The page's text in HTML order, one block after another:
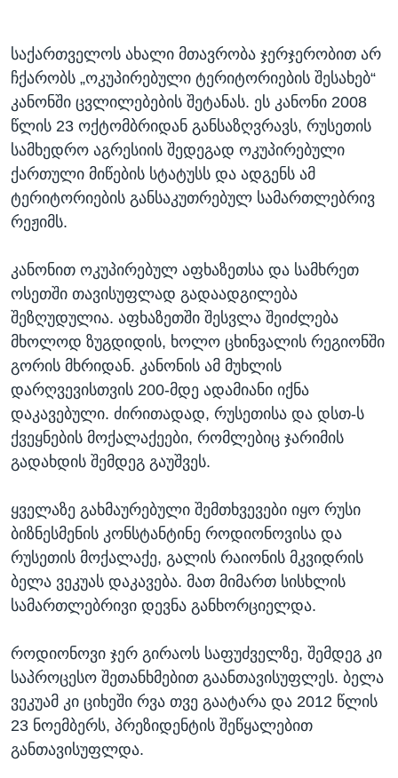
საქართველოს ახალი მთავრობა ჯერჯერობით არ
ჩქარობს „ოკუპირებული ტერიტორიების შესახებ“
კანონში ცვლილებების შეტანას. ეს კანონი 2008
წლის 23 ოქტომბრიდან განსაზღვრავს, რუსეთის
სამხედრო აგრესიის შედეგად ოკუპირებული
ქართული მიწების სტატუსს და ადგენს ამ
ტერიტორიების განსაკუთრებულ სამართლებრივ
რეჟიმს.
კანონით ოკუპირებულ აფხაზეთსა და სამხრეთ
ოსეთში თავისუფლად გადაადგილება
შეზღუდულია. აფხაზეთში შესვლა შეიძლება
მხოლოდ ზუგდიდის, ხოლო ცხინვალის რეგიონში
გორის მხრიდან. კანონის ამ მუხლის
დარღვევისთვის 200-მდე ადამიანი იქნა
დაკავებული. ძირითადად, რუსეთისა და დსთ-ს
ქვეყნების მოქალაქეები, რომლებიც ჯარიმის
გადახდის შემდეგ გაუშვეს.
ყველაზე გახმაურებული შემთხვევები იყო რუსი
ბიზნესმენის კონსტანტინე როდიონოვისა და
რუსეთის მოქალაქე, გალის რაიონის მკვიდრის
ბელა ვეკუას დაკავება. მათ მიმართ სისხლის
სამართლებრივი დევნა განხორციელდა.
როდიონოვი ჯერ გირაოს საფუძველზე, შემდეგ კი
საპროცესო შეთანხმებით გაანთავისუფლეს. ბელა
ვეკუამ კი ციხეში რვა თვე გაატარა და 2012 წლის
23 ნოემბერს, პრეზიდენტის შეწყალებით
განთავისუფლდა.